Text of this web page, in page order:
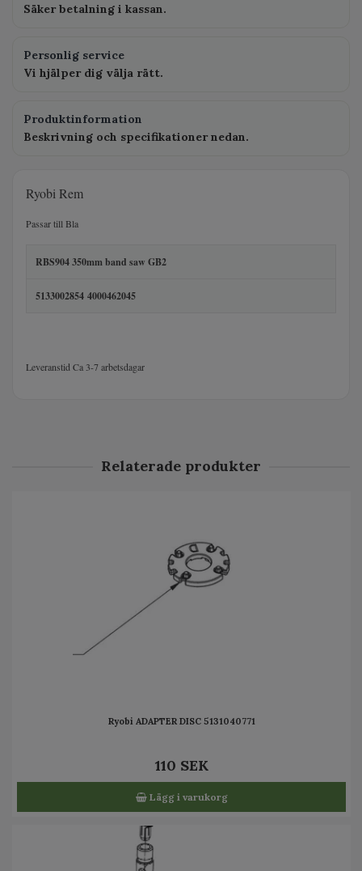
Säker betalning i kassan.
Personlig service
Vi hjälper dig välja rätt.
Produktinformation
Beskrivning och specifikationer nedan.
Ryobi Rem
Passar till Bla
RBS904 350mm band saw GB2
5133002854 4000462045
Leveranstid Ca 3-7 arbetsdagar
Relaterade produkter
Ryobi ADAPTER DISC 5131040771
110 SEK
Lägg i varukorg